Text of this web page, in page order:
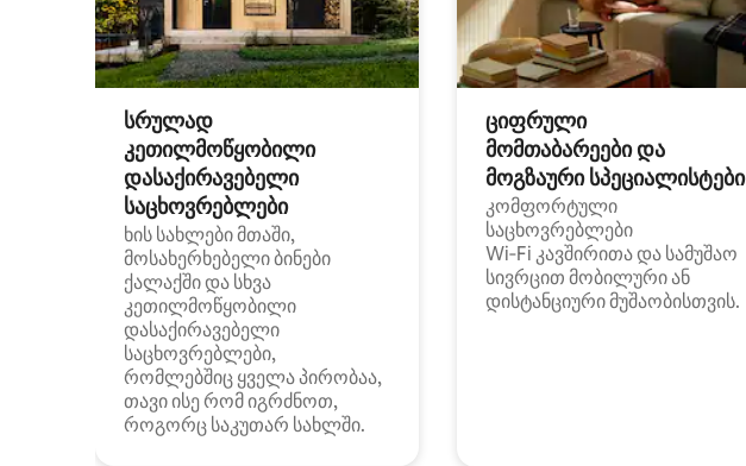
სრულად
კეთილმოწყობილი
დასაქირავებელი
საცხოვრებლები
ხის სახლები მთაში,
მოსახერხებელი ბინები
ქალაქში და სხვა
კეთილმოწყობილი
დასაქირავებელი
საცხოვრებლები,
რომლებშიც ყველა პირობაა,
თავი ისე რომ იგრძნოთ,
როგორც საკუთარ სახლში.
ციფრული
მომთაბარეები და
მოგზაური სპეციალისტები
კომფორტული
საცხოვრებლები
Wi‑Fi კავშირითა და სამუშაო
სივრცით მობილური ან
დისტანციური მუშაობისთვის.